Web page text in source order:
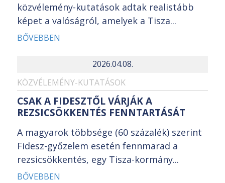
közvélemény-kutatások adtak realistább
képet a valóságról, amelyek a Tisza...
BŐVEBBEN
2026.04.08.
KÖZVÉLEMÉNY-KUTATÁSOK
CSAK A FIDESZTŐL VÁRJÁK A
REZSICSÖKKENTÉS FENNTARTÁSÁT
A magyarok többsége (60 százalék) szerint
Fidesz-győzelem esetén fennmarad a
rezsicsökkentés, egy Tisza-kormány...
BŐVEBBEN